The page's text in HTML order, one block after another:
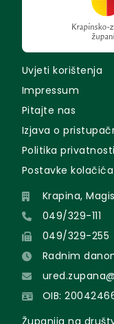
Uvjeti korištenja
Impressum
Pitajte nas
Izjava o
Politika privatnosti
Postavke kolačića
Krapina,
049/329-111
049/329-255
Radnim
OIB: